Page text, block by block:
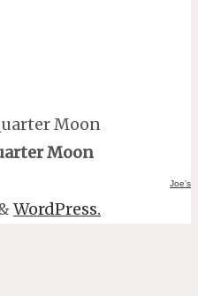
Moon
Joe's
WordPress.